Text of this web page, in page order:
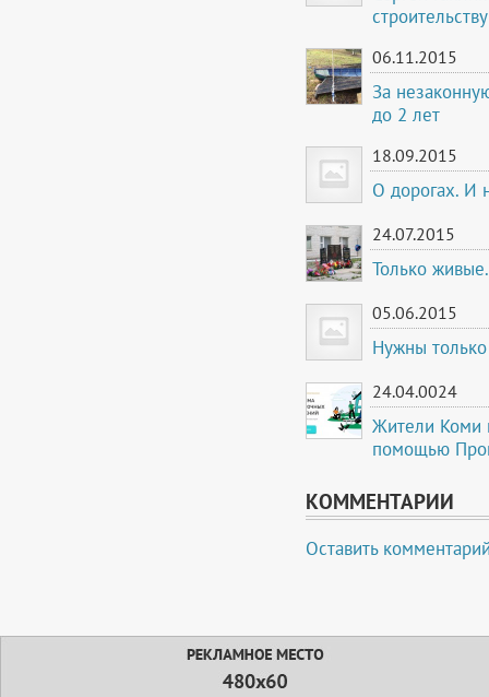
06.11.2015
За
до 2 лет
18.09.2015
О дорогах. И
24.07.2015
Только
05.06.2015
Нужны
24.04.0024
Жители Коми
помощью
КОММЕНТАРИИ
Оставить